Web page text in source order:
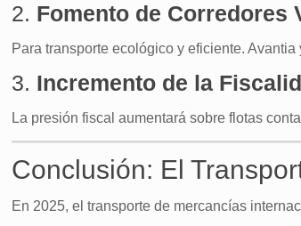
2. Fomento de Corredores
Para transporte ecológico y eficiente.
3. Incremento de la
La presión fiscal aumentará sobre flotas
Conclusión: El
En 2025, el transporte de mercancías